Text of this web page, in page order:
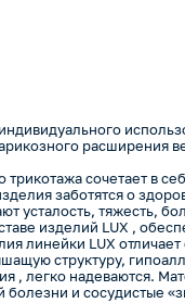
расширения
сочетает в
заботятся о
усталость, тяжесть,
изделий LUX ,
линейки LUX отличает
структуру,
, легко надеваются.
и сосудистые